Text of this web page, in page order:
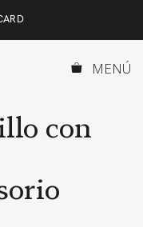
MENÚ
con